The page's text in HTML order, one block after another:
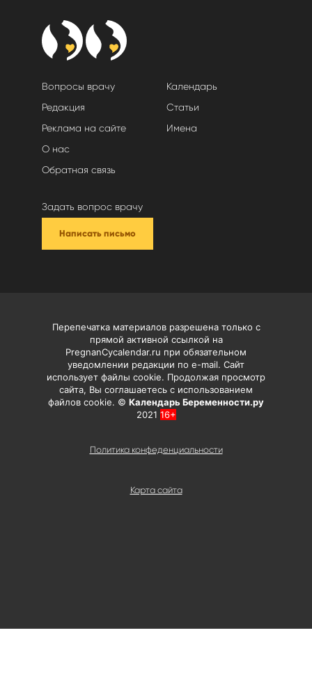
Вопросы врачу
Редакция
Реклама на сайте
О нас
Обратная связь
Календарь
Статьи
Имена
Задать вопрос врачу
Написать письмо
Карта сайта
Перепечатка материалов разрешена только с
прямой активной ссылкой на
PregnanCycalendar.ru при обязательном
уведомлении редакции по e-mail. Сайт
использует файлы cookie. Продолжая просмотр
сайта, Вы соглашаетесь с использованием
файлов cookie. © Календарь Беременности.ру
2021 16+
Политика конфеденциальности